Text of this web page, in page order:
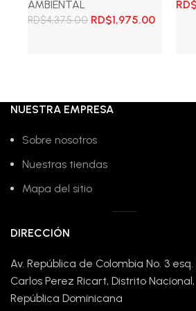
AMBIENTAL
RD$4,375.00 El
RD$1,975.00El
El
RD$
NUESTRA EMPRESA
Sobre nosotros
Nuestras tiendas
Mapa del sitio
DIRECCIÓN
Av. República de Colombia No. 3 esq.
Carlos Perez Ricart, Distrito Nacional,
República Dominicana